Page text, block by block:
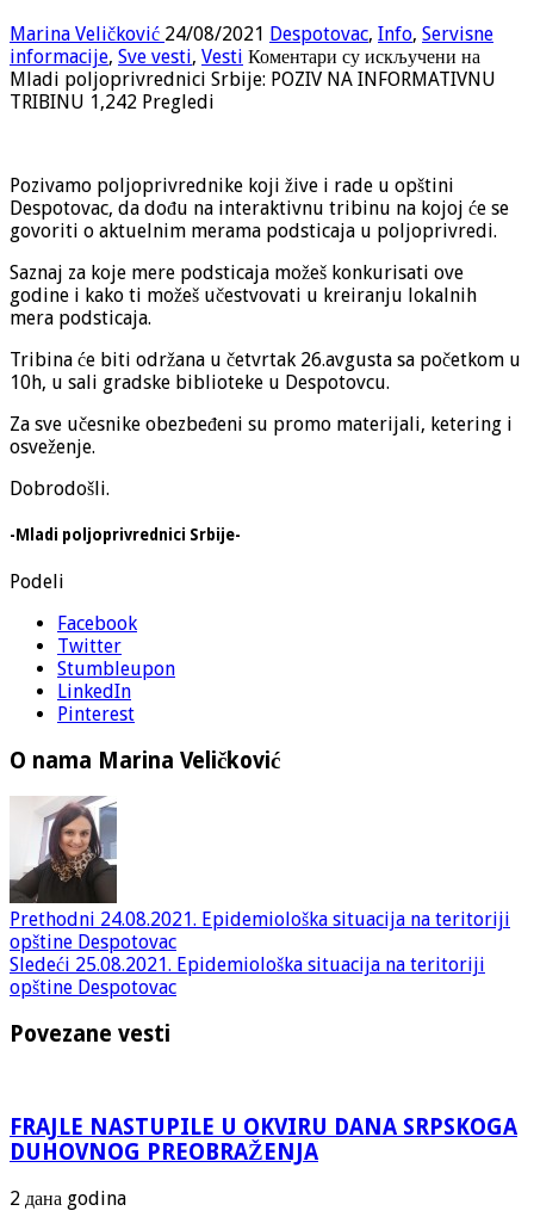
Marina Veličković 24/08/2021 Despotovac, Info, Servisne
informacije, Sve vesti, Vesti Коментари су искључени на
Mladi poljoprivrednici Srbije: POZIV NA INFORMATIVNU
TRIBINU 1,242 Pregledi
Pozivamo poljoprivrednike koji žive i rade u opštini
Despotovac, da dođu na interaktivnu tribinu na kojoj će se
govoriti o aktuelnim merama podsticaja u poljoprivredi.
Saznaj za koje mere podsticaja možeš konkurisati ove
godine i kako ti možeš učestvovati u kreiranju lokalnih
mera podsticaja.
Tribina će biti održana u četvrtak 26.avgusta sa početkom u
10h, u sali gradske biblioteke u Despotovcu.
Za sve učesnike obezbeđeni su promo materijali, ketering i
osveženje.
Dobrodošli.
-Mladi poljoprivrednici Srbije-
Podeli
Facebook
Twitter
Stumbleupon
LinkedIn
Pinterest
O nama Marina Veličković
Prethodni 24.08.2021. Epidemiološka situacija na teritoriji
opštine Despotovac
Sledeći 25.08.2021. Epidemiološka situacija na teritoriji
opštine Despotovac
Povezane vesti
FRAJLE NASTUPILE U OKVIRU DANA SRPSKOGA
DUHOVNOG PREOBRAŽENJA
2 дана godina